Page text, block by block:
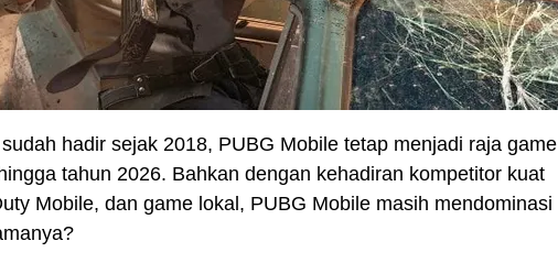
hadir sejak 2018, PUBG Mobile tetap menjadi raja game
tahun 2026. Bahkan dengan kehadiran kompetitor kuat
Mobile, dan game lokal, PUBG Mobile masih mendominasi